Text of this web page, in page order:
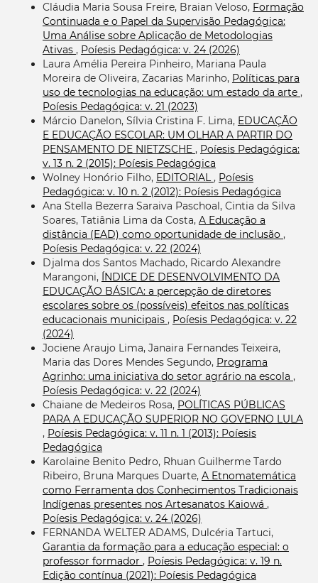
Cláudia Maria Sousa Freire, Braian Veloso, Formação
Continuada e o Papel da Supervisão Pedagógica:
Uma Análise sobre Aplicação de Metodologias
Ativas , Poíesis Pedagógica: v. 24 (2026)
Laura Amélia Pereira Pinheiro, Mariana Paula
Moreira de Oliveira, Zacarias Marinho, Políticas para
uso de tecnologias na educação: um estado da arte ,
Poíesis Pedagógica: v. 21 (2023)
Márcio Danelon, Sílvia Cristina F. Lima, EDUCAÇÃO
E EDUCAÇÃO ESCOLAR: UM OLHAR A PARTIR DO
PENSAMENTO DE NIETZSCHE , Poíesis Pedagógica:
v. 13 n. 2 (2015): Poíesis Pedagógica
Wolney Honório Filho, EDITORIAL, Poíesis
Pedagógica: v. 10 n. 2 (2012): Poíesis Pedagógica
Ana Stella Bezerra Saraiva Paschoal, Cintia da Silva
Soares, Tatiânia Lima da Costa, A Educação a
distância (EAD) como oportunidade de inclusão ,
Poíesis Pedagógica: v. 22 (2024)
Djalma dos Santos Machado, Ricardo Alexandre
Marangoni, ÍNDICE DE DESENVOLVIMENTO DA
EDUCAÇÃO BÁSICA: a percepção de diretores
escolares sobre os (possíveis) efeitos nas políticas
educacionais municipais , Poíesis Pedagógica: v. 22
(2024)
Jociene Araujo Lima, Janaira Fernandes Teixeira,
Maria das Dores Mendes Segundo, Programa
Agrinho: uma iniciativa do setor agrário na escola ,
Poíesis Pedagógica: v. 22 (2024)
Chaiane de Medeiros Rosa, POLÍTICAS PÚBLICAS
PARA A EDUCAÇÃO SUPERIOR NO GOVERNO LULA
, Poíesis Pedagógica: v. 11 n. 1 (2013): Poíesis
Pedagógica
Karolaine Benito Pedro, Rhuan Guilherme Tardo
Ribeiro, Bruna Marques Duarte, A Etnomatemática
como Ferramenta dos Conhecimentos Tradicionais
Indígenas presentes nos Artesanatos Kaiowá ,
Poíesis Pedagógica: v. 24 (2026)
FERNANDA WELTER ADAMS, Dulcéria Tartuci,
Garantia da formação para a educação especial: o
professor formador , Poíesis Pedagógica: v. 19 n.
Edição contínua (2021): Poíesis Pedagógica